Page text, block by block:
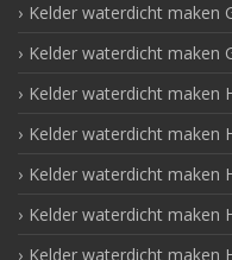
Kelder waterdicht maken
Kelder waterdicht maken
Kelder waterdicht maken
Kelder waterdicht maken
Kelder waterdicht maken
Kelder waterdicht maken
Kelder waterdicht maken